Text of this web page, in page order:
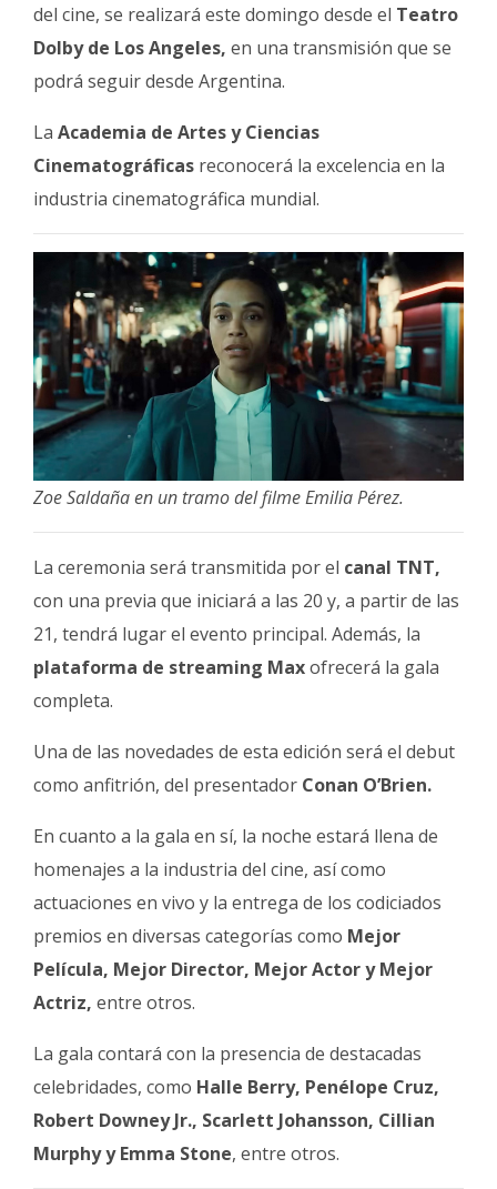
del cine, se realizará este domingo desde el Teatro
Dolby de Los Angeles, en una transmisión que se
podrá seguir desde Argentina.
La Academia de Artes y Ciencias
Cinematográficas reconocerá la excelencia en la
industria cinematográfica mundial.
Zoe Saldaña en un tramo del filme Emilia Pérez.
La ceremonia será transmitida por el canal TNT,
con una previa que iniciará a las 20 y, a partir de las
21, tendrá lugar el evento principal. Además, la
plataforma de streaming Maxofrecerá la gala
completa.
Una de las novedades de esta edición será el debut
como anfitrión, del presentador Conan O’Brien.
En cuanto a la gala en sí, la noche estará llena de
homenajes a la industria del cine, así como
actuaciones en vivo y la entrega de los codiciados
premios en diversas categorías como Mejor
Película, Mejor Director, Mejor Actor y Mejor
Actriz, entre otros.
La gala contará con la presencia de destacadas
celebridades, como Halle Berry, Penélope Cruz,
Robert Downey Jr., Scarlett Johansson, Cillian
Murphy y Emma Stone, entre otros.